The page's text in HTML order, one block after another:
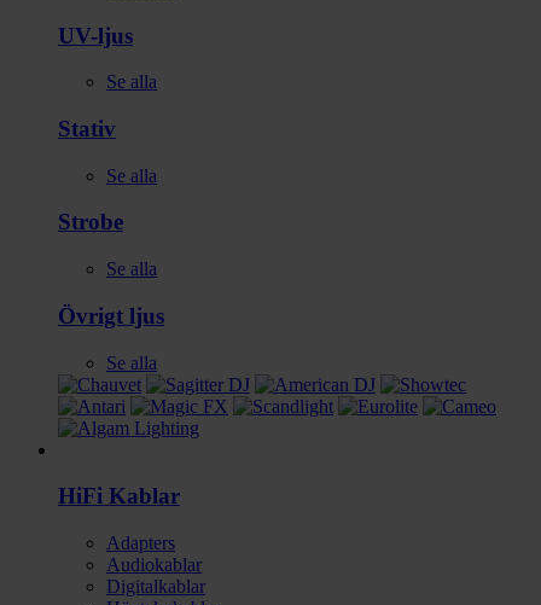
UV-ljus
Se alla
Stativ
Se alla
Strobe
Se alla
Övrigt ljus
Se alla
HiFi Kablar
Adapters
Audiokablar
Digitalkablar